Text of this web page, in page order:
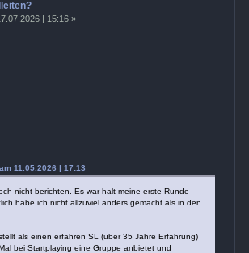
| 15:16 »
11.05.2026 | 17:13
nicht berichten. Es war halt meine erste Runde
habe ich nicht allzuviel anders gemacht als in den
als einen erfahren SL (über 35 Jahre Erfahrung)
bei Startplaying eine Gruppe anbietet und